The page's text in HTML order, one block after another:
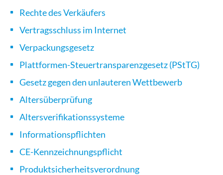
Rechte des Verkäufers
Vertragsschluss im Internet
Verpackungsgesetz
Plattformen-Steuertransparenzgesetz (PStTG)
Gesetz gegen den unlauteren Wettbewerb
Altersüberprüfung
Altersverifikationssysteme
Informationspflichten
CE-Kennzeichnungspflicht
Produktsicherheitsverordnung